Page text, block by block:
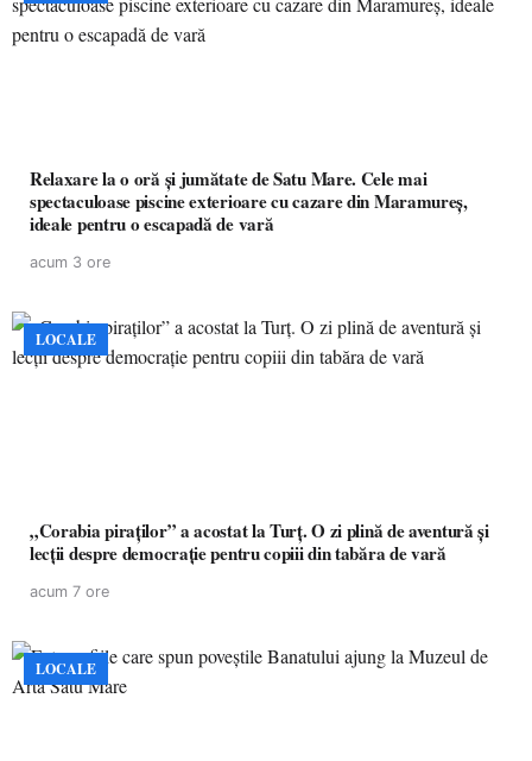
Relaxare la o oră și jumătate de Satu Mare. Cele mai
spectaculoase piscine exterioare cu cazare din Maramureș,
ideale pentru o escapadă de vară
acum 3 ore
LOCALE
„Corabia piraților” a acostat la Turț. O zi plină de aventură și
lecții despre democrație pentru copiii din tabăra de vară
acum 7 ore
LOCALE